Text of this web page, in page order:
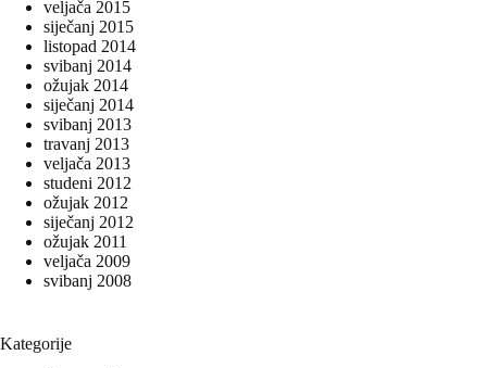
veljača 2015
siječanj 2015
listopad 2014
svibanj 2014
ožujak 2014
siječanj 2014
svibanj 2013
travanj 2013
veljača 2013
studeni 2012
ožujak 2012
siječanj 2012
ožujak 2011
veljača 2009
svibanj 2008
Kategorije